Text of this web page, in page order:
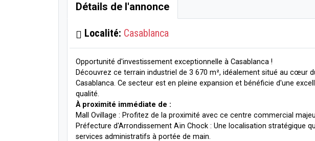
Détails de l'annonce
Localité: Casablanca
Opportunité d'investissement exceptionnelle à Casablanca !
Découvrez ce terrain industriel de 3 670 m², idéalement situé au cœur
Casablanca. Ce secteur est en pleine expansion et bénéficie d'une
qualité.
À proximité immédiate de :
Mall Ovillage : Profitez de la proximité avec ce centre commercial
Préfecture d'Arrondissement Aïn Chock : Une localisation stratégique
services administratifs à portée de main.